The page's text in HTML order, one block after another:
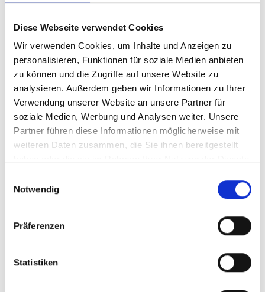
Diese Webseite verwendet Cookies
Wir verwenden Cookies, um Inhalte und Anzeigen zu
personalisieren, Funktionen für soziale Medien anbieten
zu können und die Zugriffe auf unsere Website zu
analysieren. Außerdem geben wir Informationen zu Ihrer
Verwendung unserer Website an unsere Partner für
soziale Medien, Werbung und Analysen weiter. Unsere
Partner führen diese Informationen möglicherweise mit
weiteren Daten zusammen, die Sie ihnen bereitgestellt
Notwendig
Präferenzen
Statistiken
IN DEN WARENKORB
Produktdetails
T-Shirt Essentials Schwarz Unisex Hoodie Essentials